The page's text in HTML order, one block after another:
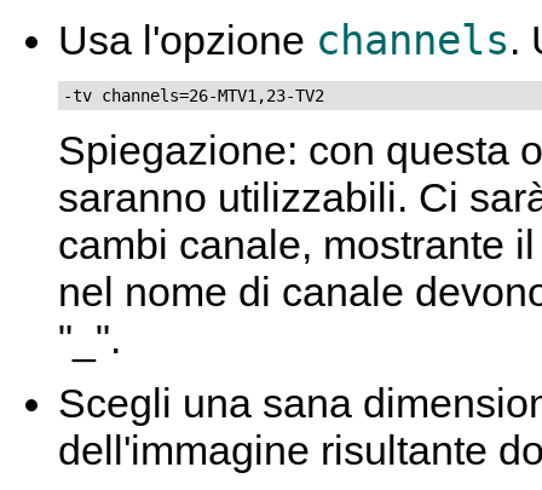
Usa l'opzione channels.
-tv channels=26-MTV1,23-TV2
Spiegazione: con questa
saranno utilizzabili. Ci
cambi canale, mostrante
nel nome di canale
"_".
Scegli una sana
dell'immagine risultante